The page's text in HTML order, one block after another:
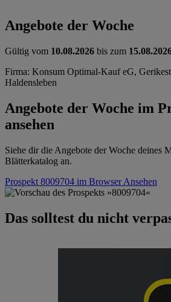
Angebote der Woche
Gültig vom 10.08.2026 bis zum
Firma: Konsum Optimal-Kauf eG,
Haldensleben
Angebote der Woche im
ansehen
Siehe dir die Angebote der Woche deines
Blätterkatalog an.
Prospekt 8009704 im BrowserAnsehen
Das solltest du nicht